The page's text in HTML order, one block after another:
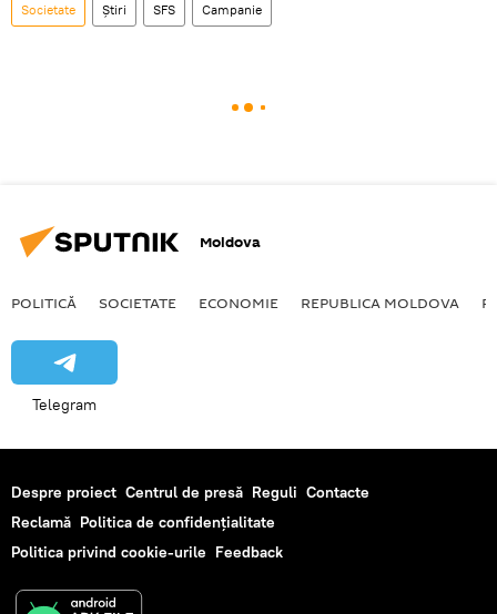
Societate Știri SFS Campanie
Moldova
POLITICĂ SOCIETATE ECONOMIE REPUBLICA MOLDOVA
Telegram
Despre proiect Centrul de presă Reguli Contacte
Reclamă Politica de confidențialitate
Politica privind cookie-urile Feedback